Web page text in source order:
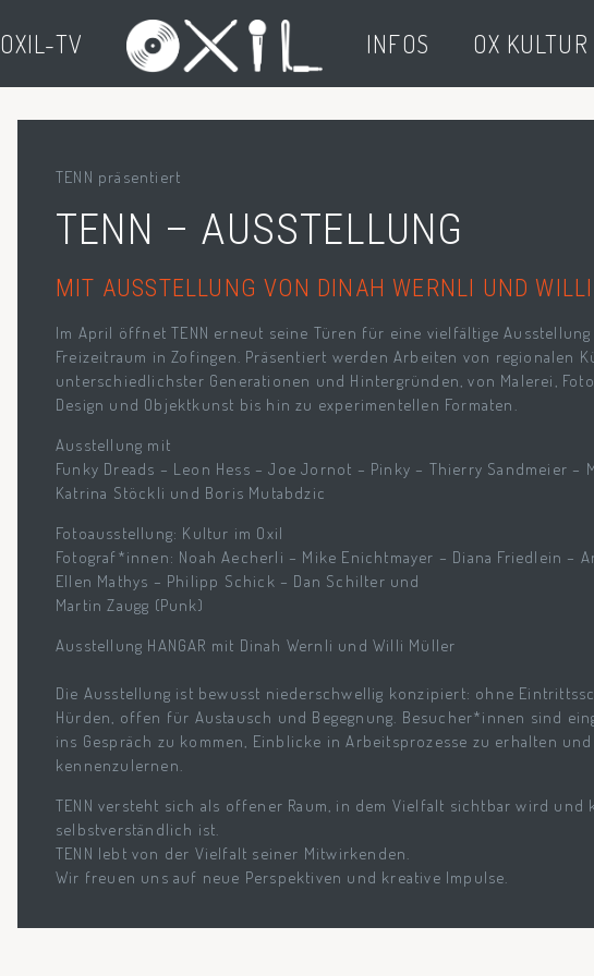
OXIL-TV INFOS OX KULTUR
TENN präsentiert
TENN – AUSSTELLUNG
MIT AUSSTELLUNG VON DINAH WERNLI UND
Im April öffnet TENN erneut seine Türen für eine vielfältige
Freizeitraum in Zofingen. Präsentiert werden Arbeiten von regionalen
unterschiedlichster Generationen und Hintergründen, von Malerei,
Design und Objektkunst bis hin zu experimentellen Formaten.
Ausstellung mit
Funky Dreads – Leon Hess – Joe Jornot – Pinky – Thierry Sandmeier –
Katrina Stöckli und Boris Mutabdzic
Fotoausstellung: Kultur im Oxil
Fotograf*innen: Noah Aecherli – Mike Enichtmayer – Diana Friedlein –
Ellen Mathys – Philipp Schick – Dan Schilter und
Martin Zaugg (Punk)
Ausstellung HANGAR mit Dinah Wernli und Willi Müller
Die Ausstellung ist bewusst niederschwellig konzipiert: ohne
Hürden, offen für Austausch und Begegnung. Besucher*innen sind
ins Gespräch zu kommen, Einblicke in Arbeitsprozesse zu erhalten
kennenzulernen.
TENN versteht sich als offener Raum, in dem Vielfalt sichtbar wird und
selbstverständlich ist.
TENN lebt von der Vielfalt seiner Mitwirkenden.
Wir freuen uns auf neue Perspektiven und kreative Impulse.